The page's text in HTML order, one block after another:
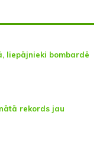
liepājnieki bombardē
rekords jau